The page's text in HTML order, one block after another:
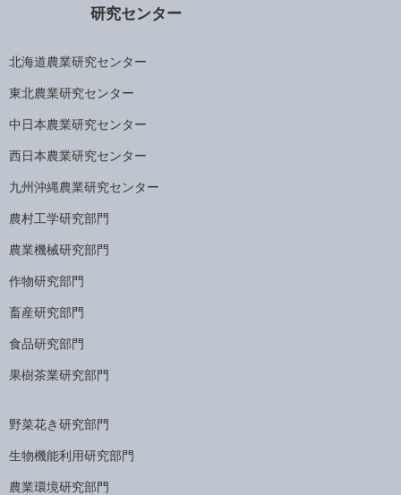
研究センター
北海道農業研究センター
東北農業研究センター
中日本農業研究センター
西日本農業研究センター
九州沖縄農業研究センター
農村工学研究部門
農業機械研究部門
作物研究部門
畜産研究部門
食品研究部門
果樹茶業研究部門
野菜花き研究部門
生物機能利用研究部門
農業環境研究部門